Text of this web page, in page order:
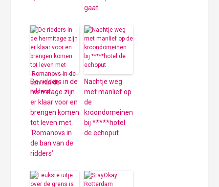
gaat
De ridders in de
hermitage zijn
er klaar voor en
brengen komen
tot leven met
‘Romanovs in
de ban van de
ridders’
Nachtje weg
met manlief op
de
kroondomeinen
bij *****hotel
de echoput